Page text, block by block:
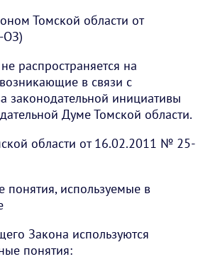
Томской области от
ОЗ)
распространяется на
в связи с
законодательной инициативы
Думе Томской области.
области от 16.02.2011 № 25-
понятия, используемые в
Закона используются
понятия: